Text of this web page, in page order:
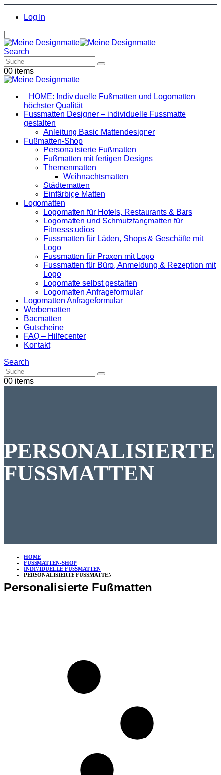
Log In
Search
00 items
HOME: Individuelle Fußmatten und Logomatten
höchster Qualität
Fussmatten Designer – individuelle Fussmatte
gestalten
Anleitung Basic Mattendesigner
Fußmatten-Shop
Personalisierte Fußmatten
Fußmatten mit fertigen Designs
Themenmatten
Weihnachtsmatten
Städtematten
Einfärbige Matten
Logomatten
Logomatten für Hotels, Restaurants & Bars
Logomatten und Schmutzfangmatten für
Fitnessstudios
Fussmatten für Läden, Shops & Geschäfte mit
Logo
Fussmatten für Praxen mit Logo
Fussmatten für Büro, Anmeldung & Rezeption mit
Logo
Logomatte selbst gestalten
Logomatten Anfrageformular
Logomatten Anfrageformular
Werbematten
Badmatten
Gutscheine
FAQ – Hilfecenter
Kontakt
Search
00 items
PERSONALISIERTE
FUSSMATTEN
HOME
FUSSMATTEN-SHOP
INDIVIDUELLE FUSSMATTEN
PERSONALISIERTE FUSSMATTEN
Personalisierte Fußmatten